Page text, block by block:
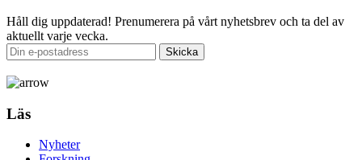
Håll dig uppdaterad! Prenumerera på vårt nyhetsbrev och ta del av
aktuellt varje vecka.
Läs
Nyheter